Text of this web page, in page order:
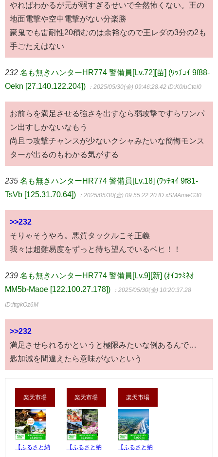
やればわかるが元が弱すぎるせいで全然怖くない。王の
地面電撃や空中電撃がない分楽勝
豪鬼でも雷耐性20積むのは余裕なので王レダの3分の2も
手ごたえはない
232 名も無きハンターHR774 警備員[Lv.72][苗] (ﾜｯﾁｮｲ 9f88-
Oekn [27.140.122.204])
：2025/05/30(金) 09:46:28.42 ID:K0/uCtel0
お前らを満足させる強さを出すなら弱攻撃ですらワンパ
ン出すしかないなもう
尚且つ攻撃チャンスが少ないクシャみたいな簡悔モンス
ターが出るのもわかる気がする
235 名も無きハンターHR774 警備員[Lv.18] (ﾜｯﾁｮｲ 9f81-
TsVb [125.31.70.64])
：2025/05/30(金) 09:55:22.20 ID:xSMAmwG30
>>232
そりゃそうやろ。悪質タックルこそ正義
我々は超難易度をずっと待ち望んでいるベヒ！！
239 名も無きハンターHR774 警備員[Lv.9][新] (ｵｲｺﾗﾐﾈｵ
MM5b-Maoe [122.100.27.178])
：2025/05/30(金) 10:20:37.28
ID:fttgkOz6M
>>232
満足させられるかというと極限みたいな例あるんで…
匙加減を間違えたら意味がないという
楽天市場
【ふるさと納
楽天市場
【ふるさと納
楽天市場
【ふるさと納